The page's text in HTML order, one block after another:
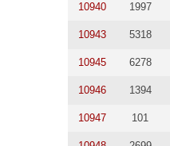
10940 1997
10943 5318
10945 6278
10946 1394
10947 101